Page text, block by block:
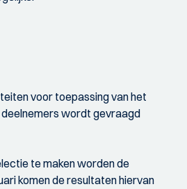
voor toepassing van het
wordt gevraagd
te maken worden de
komen de resultaten hiervan